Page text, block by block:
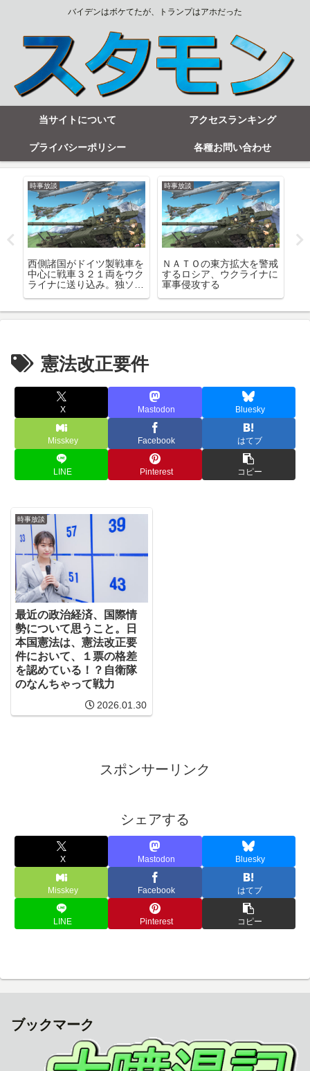
バイデンはボケてたが、トランプはアホだった
当サイトについて アクセスランキング
プライバシーポリシー 各種お問い合わせ
時事放談
西側諸国がドイツ製戦車を
中心に戦車３２１両をウク
ライナに送り込み。独ソ戦
時事放談
ＮＡＴＯの東方拡大を警戒
するロシア、ウクライナに
軍事侵攻する
い
憲法改正要件
X Mastodon Bluesky
Misskey Facebook はてブ
LINE Pinterest コピー
時事放談
最近の政治経済、国際情
勢について思うこと。日
本国憲法は、憲法改正要
件において、１票の格差
を認めている！？自衛隊
のなんちゃって戦力
2026.01.30
スポンサーリンク
シェアする
X Mastodon Bluesky
Misskey Facebook はてブ
LINE Pinterest コピー
ブックマーク